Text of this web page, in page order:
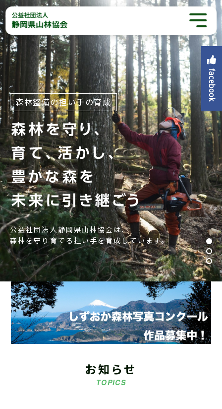
森林整備の担い手の育成
公益社団法人静岡県山林協会は、
森林を守り育てる担い手を育成しています。
お知らせ
TOPICS